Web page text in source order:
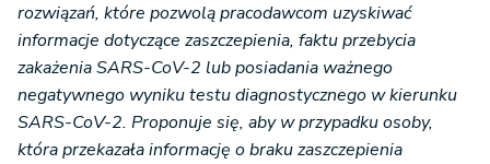
rozwiązań, które pozwolą pracodawcom uzyskiwać
informacje dotyczące zaszczepienia, faktu przebycia
zakażenia SARS-CoV-2 lub posiadania ważnego
negatywnego wyniku testu diagnostycznego w kierunku
SARS-CoV-2. Proponuje się, aby w przypadku osoby,
która przekazała informację o braku zaszczepienia